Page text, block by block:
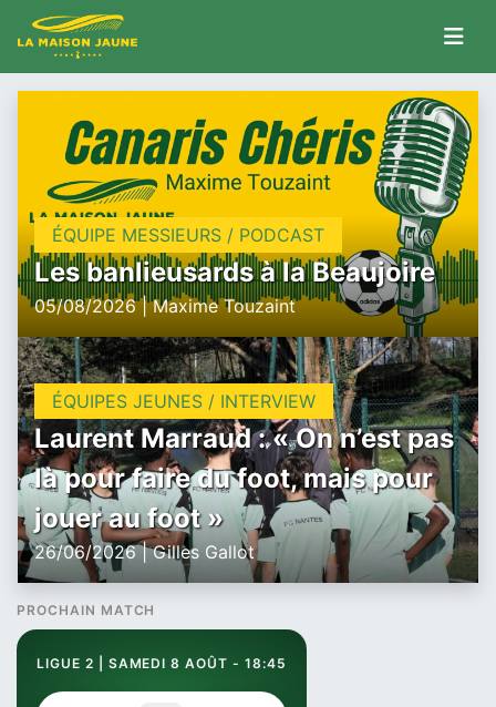
ÉQUIPE MESSIEURS / PODCAST
Les banlieusards à la Beaujoire
05/08/2026 | Maxime Touzaint
ÉQUIPES JEUNES / INTERVIEW
Laurent Marraud : « On n’est pas
là pour faire du foot, mais pour
jouer au foot »
26/06/2026 | Gilles Gallot
PROCHAIN MATCH
LIGUE 2 | SAMEDI 8 AOÛT - 18:45